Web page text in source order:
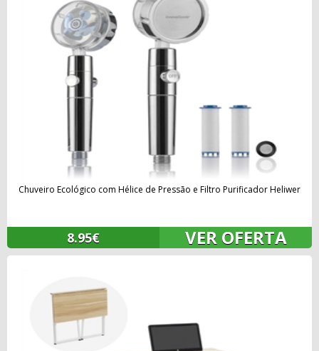
Chuveiro Ecológico com Hélice de Pressão e Filtro Purificador Heliwer
8.95€ VER OFERTA